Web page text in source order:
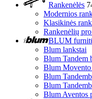
Rankenėlės
Modernios
Klasikinės
Rankenėlių
BLUM
Blum lankstai
Blum Tandem
Blum Movento
Blum
Blum
Blum Aventos